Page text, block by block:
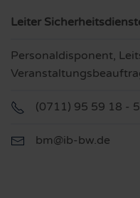
Leiter
Personaldisponent,
(0711) 95 59 18 -
bm@ib-bw.de